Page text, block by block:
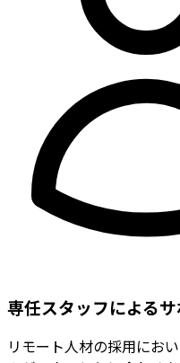
専任スタッフによる
リモート人材の採用にお